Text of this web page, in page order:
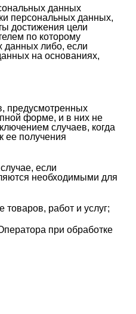
данных
персональных данных,
достижения цели
по которому
данных либо, если
на основаниях,
предусмотренных
форме, и в них не
случаев, когда
ее получения
если
необходимыми для
работ и услуг;
при обработке